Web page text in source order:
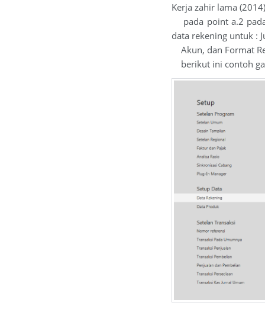
Kerja zahir lama
pada point a.2
data rekening untuk :
Akun, dan Format
berikut ini contoh